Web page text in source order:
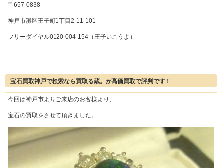
〒657-0838
神戸市灘区王子町1丁目2-11-101
フリーダイヤル0120-004-154（王子いこうよ）
宝石買取神戸で検索なら買取る蔵。が高価買取で評判です！
今回は神戸市よりご来店のお客様より、
宝石の買取をさせて頂きました。